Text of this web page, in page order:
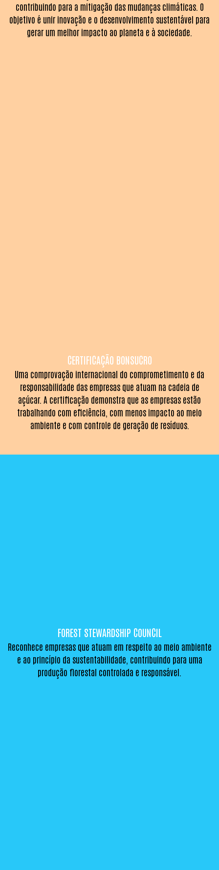
contribuindo para a mitigação das mudanças climáticas. O
objetivo é unir inovação e o desenvolvimento sustentável para
gerar um melhor impacto ao planeta e à sociedade.
CERTIFICAÇÃO BONSUCRO
Uma comprovação internacional do comprometimento e da
responsabilidade das empresas que atuam na cadeia de
açúcar. A certificação demonstra que as empresas estão
trabalhando com eficiência, com menos impacto ao meio
ambiente e com controle de geração de resíduos.
FOREST STEWARDSHIP COUNCIL
Reconhece empresas que atuam em respeito ao meio ambiente
e ao princípio da sustentabilidade, contribuindo para uma
produção florestal controlada e responsável.